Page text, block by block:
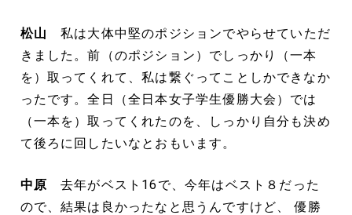
松山 私は大体中堅のポジションでやらせていただ
きました。前（のポジション）でしっかり（一本
を）取ってくれて、私は繋ぐってことしかできなか
ったです。全日（全日本女子学生優勝大会）では
（一本を）取ってくれたのを、しっかり自分も決め
て後ろに回したいなとおもいます。
中原 去年がベスト16で、今年はベスト８だった
ので、結果は良かったなと思うんですけど、 優勝